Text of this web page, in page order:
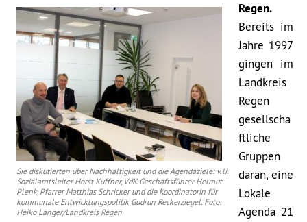
Sie diskutierten über Nachhaltigkeit und die Agendaziele: v.li.
Sozialamtsleiter Horst Kuffner, VdK-Geschäftsführer Helmut
Plenk, Pfarrer Matthias Schricker und die Koordinatorin für
kommunale Entwicklungspolitik Gudrun Reckerziegel. Foto:
Heiko Langer/Landkreis Regen
Regen.
Bereits im
Jahre 1997
gingen im
Landkreis
Regen
gesellscha
ftliche
Gruppen
daran, eine
Lokale
Agenda 21